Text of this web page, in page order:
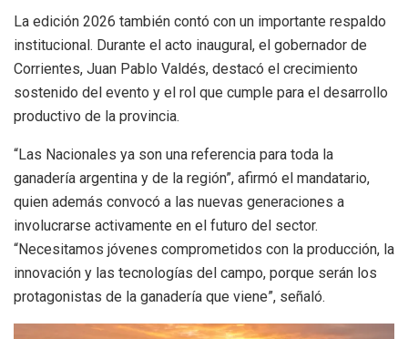
La edición 2026 también contó con un importante respaldo
institucional. Durante el acto inaugural, el gobernador de
Corrientes, Juan Pablo Valdés, destacó el crecimiento
sostenido del evento y el rol que cumple para el desarrollo
productivo de la provincia.
“Las Nacionales ya son una referencia para toda la
ganadería argentina y de la región”, afirmó el mandatario,
quien además convocó a las nuevas generaciones a
involucrarse activamente en el futuro del sector.
“Necesitamos jóvenes comprometidos con la producción, la
innovación y las tecnologías del campo, porque serán los
protagonistas de la ganadería que viene”, señaló.